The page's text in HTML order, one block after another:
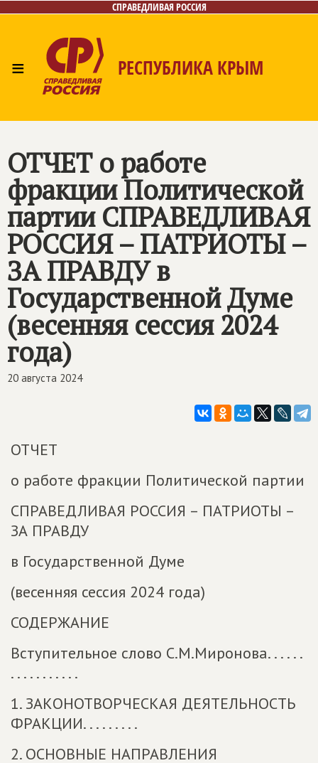
СПРАВЕДЛИВАЯ РОССИЯ
≡ РЕСПУБЛИКА КРЫМ
Контакты
ОТЧЕТ о работе
фракции Политической
партии СПРАВЕДЛИВАЯ
РОССИЯ – ПАТРИОТЫ –
ЗА ПРАВДУ в
Государственной Думе
(весенняя сессия 2024
года)
20 августа 2024
ОТЧЕТ
о работе фракции Политической партии
СПРАВЕДЛИВАЯ РОССИЯ – ПАТРИОТЫ –
ЗА ПРАВДУ
в Государственной Думе
(весенняя сессия 2024 года)
СОДЕРЖАНИЕ
Вступительное слово С.М.Миронова. . . . . .
. . . . . . . . . . .
1. ЗАКОНОТВОРЧЕСКАЯ ДЕЯТЕЛЬНОСТЬ
ФРАКЦИИ. . . . . . . . .
2. ОСНОВНЫЕ НАПРАВЛЕНИЯ